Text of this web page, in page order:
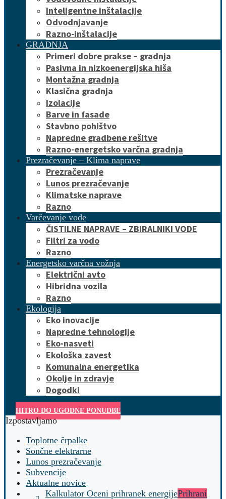
Inteligentne inštalacije
Odvodnjavanje
Razno-inštalacije
GRADNJA
Primeri dobre prakse – gradnja
Pasivna in nizkoenergijska hiša
Montažna gradnja
Klasična gradnja
Izolacije
Barve in fasade
Stavbno pohištvo
Napredne gradbene rešitve
Razno-energetsko varčna gradnja
Prezračevanje – Klima naprave
Prezračevanje
Lunos prezračevanje
Klimatske naprave
Razno
Varčevanje vode
ČISTILNE NAPRAVE – ZBIRALNIKI VODE
Filtri za vodo
Razno
Energetsko varčna vožnja
Električni avto
Hibridna vozila
Razno
Ekologija
Eko inovacije
Napredne tehnologije
Eko-nasveti
Ekološka zavest
Komunalna energetika
Okolje in zdravje
Dogodki
HITRO DO UGODNE PONUDBE
Izpostavljamo
Toplotne črpalke
Sončne elektrarne
Lunos prezračevanje
Subvencije
Aktualne novice
Kalkulator Oceni prihranek energijePrihrani